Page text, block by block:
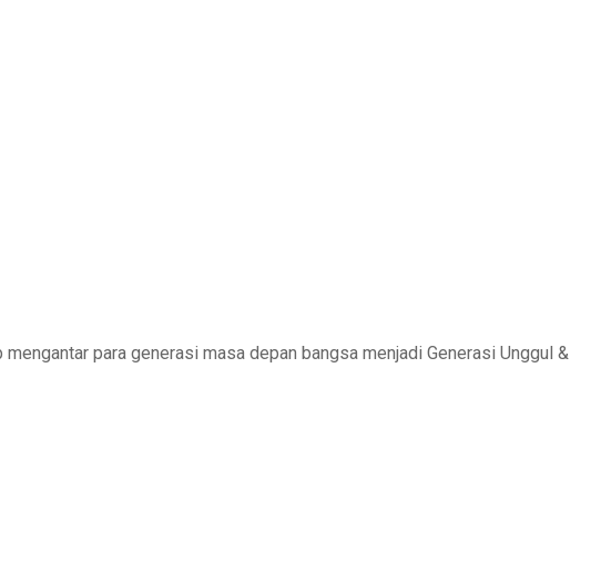
para generasi masa depan bangsa menjadi Generasi Unggul &